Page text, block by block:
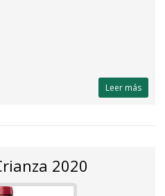
Leer más
2020